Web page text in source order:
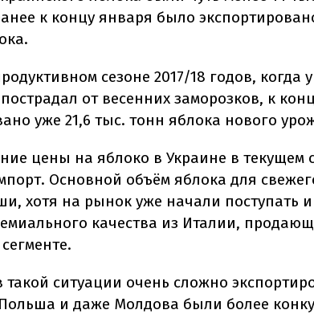
к концу января было
сезоне 2017/18 годов, когда
от весенних заморозков, к
уже 21,6 тыс. тонн яблока нового
цены на яблоко в Украине в текущем
Основной объём яблока для
хотя на рынок уже начали поступать
качества из Италии,
такой ситуации очень сложно
и даже Молдова были более